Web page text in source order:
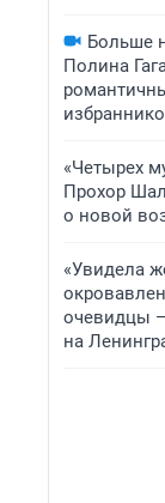
Больше
Полина
«Четырех
Прохор
о новой
«Увидела
очевидцы
на